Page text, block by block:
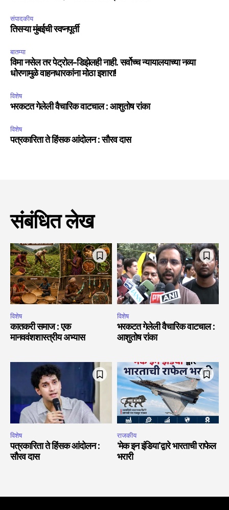
संपादकीय
तिसऱ्या मुंबईची स्वप्नपूर्ती
बातम्या
विमा नसेल तर पेट्रोल-डिझेलही नाही. सर्वोच्च न्यायालयाच्या नव्या
धोरणामुळे वाहनधारकांना मोठा इशारा!
विशेष
भरकटत गेलेली वैचारिक वाटचाल : आशुतोष रांका
विशेष
पत्रकारिता ते हिंसक आंदोलन : सौरव दास
संबंधित लेख
विशेष
कातकरी समाज : एक
मानववंशशास्त्रीय अभ्यास
विशेष
भरकटत गेलेली वैचारिक वाटचाल :
आशुतोष रांका
विशेष
पत्रकारिता ते हिंसक आंदोलन :
सौरव दास
राजकीय
‘मेक इन इंडिया’द्वारे भारताची राफेल
भरारी